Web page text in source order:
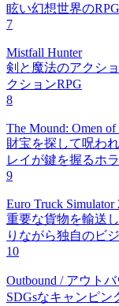
眩い幻想世界のRPG
7
Mistfall Hunter
剣と魔法のアクシ
クションRPG
8
The Mound: Omen of
財宝を探して呪わ
レイが鍵を握るホ
9
Euro Truck Simulator
重要な貨物を輸送
りながら独自のビ
10
Outbound / アウト
SDGsなキャンピ